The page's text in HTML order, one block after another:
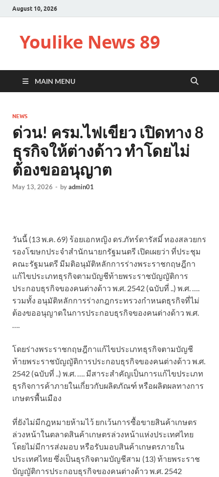
August 10, 2026
Youlike News 89
MAIN MENU
NEWS
ด่วน! ครม.ไฟเขียว เปิดทาง 8
ธุรกิจให้ต่างด้าว ทำโดยไม่
ต้องขออนุญาต
May 13, 2026 - byadmin01
วันนี้ (13 พ.ค. 69) ร้อยเอกหญิง ดร.ภัทร์ดารัสมิ์ ทองสลวยกร
รองโฆษกประจำสำนักนายกรัฐมนตรี เปิดเผยว่า ที่ประชุม
คณะรัฐมนตรี มีมติอนุมัติหลักการร่างพระราชกฤษฎีกา
แก้ไขประเภทธุรกิจตามบัญชีท้ายพระราชบัญญัติการ
ประกอบธุรกิจของคนต่างด้าว พ.ศ. 2542 (ฉบับที่ ..) พ.ศ. ….
รวมทั้ง อนุมัติหลักการร่างกฎกระทรวงกำหนดธุรกิจที่ไม่
ต้องขออนุญาตในการประกอบธุรกิจของคนต่างด้าว พ.ศ.
….
โดยร่างพระราชกฤษฎีกาแก้ไขประเภทธุรกิจตามบัญชี
ท้ายพระราชบัญญัติการประกอบธุรกิจของคนต่างด้าว พ.ศ.
2542 (ฉบับที่ ..) พ.ศ. …. มีสาระสำคัญเป็นการแก้ไขประเภท
ธุรกิจการค้าภายในเกี่ยวกับผลิตภัณฑ์ หรือผลิตผลทางการ
เกษตรพื้นเมือง
ที่ยังไม่มีกฎหมายห้ามไว้ ยกเว้นการซื้อขายสินค้าเกษตร
ล่วงหน้าในตลาดสินค้าเกษตรล่วงหน้าแห่งประเทศไทย
โดยไม่มีการส่งมอบ หรือรับมอบสินค้าเกษตรภายใน
ประเทศไทย ซึ่งเป็นธุรกิจตามบัญชีสาม (13) ท้ายพระราช
บัญญัติการประกอบธุรกิจของคนต่างด้าว พ.ศ. 2542